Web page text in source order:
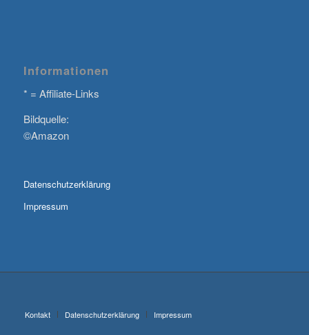
Informationen
* = Affiliate-Links
Bildquelle:
©Amazon
Datenschutzerklärung
Impressum
Kontakt Datenschutzerklärung Impressum